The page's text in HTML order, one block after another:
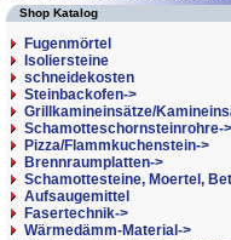
Shop Katalog
Fugenmörtel
Isoliersteine
schneidekosten
Steinbackofen->
Grillkamineinsätze/
Schamotteschornsteinrohre->
Pizza/Flammkuchenstein->
Brennraumplatten->
Schamottesteine, Moertel,
Aufsaugemittel
Fasertechnik->
Wärmedämm-Material->